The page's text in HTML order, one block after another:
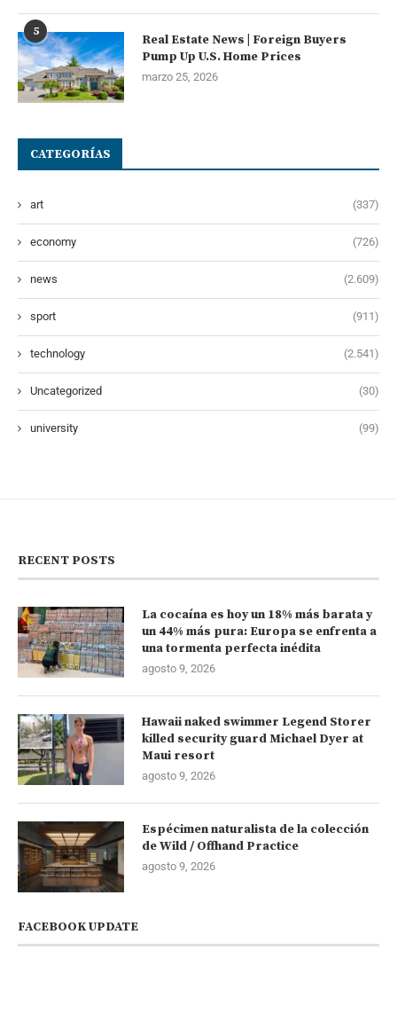
5
Real Estate News | Foreign Buyers
Pump Up U.S. Home Prices
marzo 25, 2026
CATEGORÍAS
art (337)
economy (726)
news (2.609)
sport (911)
technology (2.541)
Uncategorized (30)
university (99)
RECENT POSTS
La cocaína es hoy un 18% más barata y
un 44% más pura: Europa se enfrenta a
una tormenta perfecta inédita
agosto 9, 2026
Hawaii naked swimmer Legend Storer
killed security guard Michael Dyer at
Maui resort
agosto 9, 2026
Espécimen naturalista de la colección
de Wild / Offhand Practice
agosto 9, 2026
FACEBOOK UPDATE